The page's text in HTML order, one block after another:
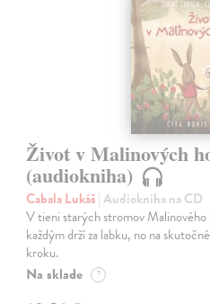
Život v Malinových
(audiokniha)
Cabala Lukáš| Audiokniha na CD
V tieni starých stromov Malinového
každým drží za labku, no na
kroku.
Na sklade ?